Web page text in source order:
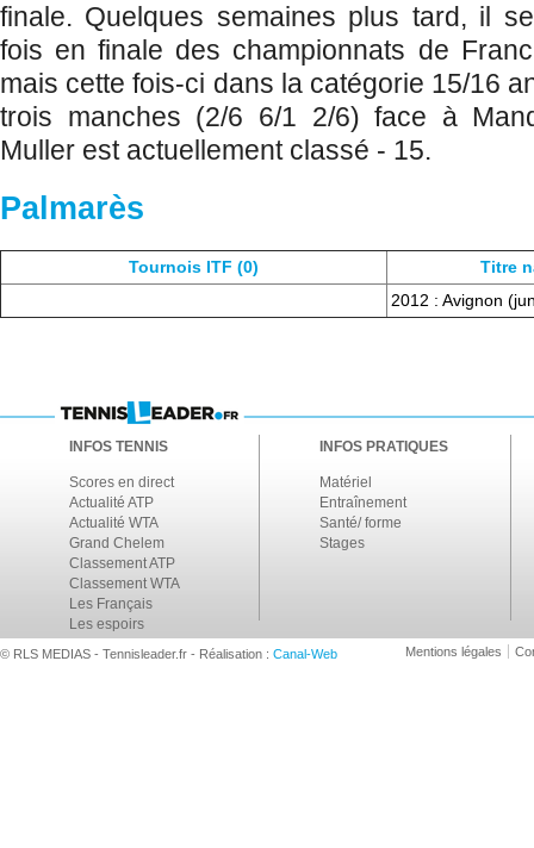
finale. Quelques semaines plus tard, il
fois en finale des championnats de
mais cette fois-ci dans la catégorie 15/16
trois manches (2/6 6/1 2/6) face à
Muller est actuellement classé - 15.
Palmarès
Tournois ITF (0)
Titre
2012 : Avignon
INFOS TENNIS
Scores en direct
Actualité ATP
Actualité WTA
Grand Chelem
Classement ATP
Classement WTA
Les Français
Les espoirs
INFOS PRATIQUES
Matériel
Entraînement
Santé/ forme
Stages
© RLS MEDIAS - Tennisleader.fr - Réalisation : Canal-Web Mentions légales